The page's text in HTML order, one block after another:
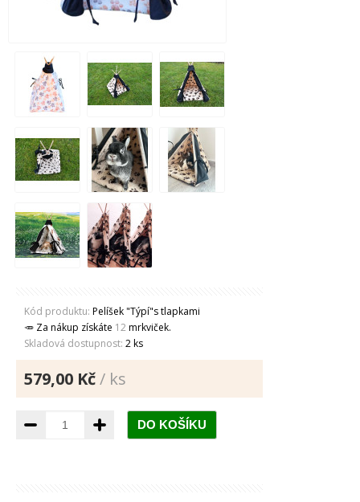
Kód produktu: Pelíšek "Týpí"s tlapkami
🥕 Za nákup získáte 12mrkviček.
Skladová dostupnost: 2 ks
579,00 Kč/ ks